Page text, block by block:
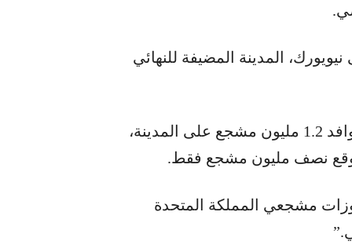
المدينة المضيفة للنهائي
وكان الاتحاد الدولي لكرة القدم (فيفا) قد توقع توافد 1.2 مليون مشجع على المدينة،
نصف مليون مشجع فقط.
مشجعي المملكة المتحدة